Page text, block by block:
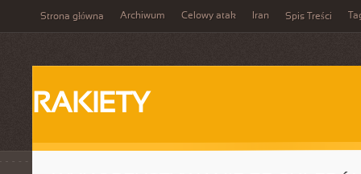
Strona główna Archiwum Celowy atak Iran Spis Treści
RAKIETY